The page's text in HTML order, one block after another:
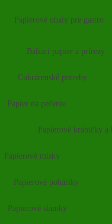
Papierové obaly pre gastro
Baliaci papier a prírezy
Cukrárenské potreby
Papier na pečenie
Papierové krabičky a
Papierové misky
Papierové poháriky
Papierové slamky